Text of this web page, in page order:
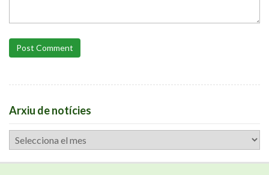
Post Comment
Arxiu de notícies
Arxiu
de
notícies